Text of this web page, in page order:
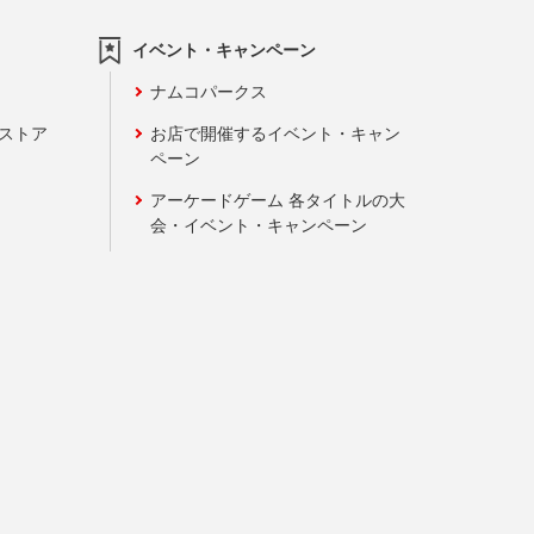
トア
イベント・キャンペーン
ナムコパークス
お店で開催するイベント・キャン
ペーン
アーケードゲーム 各タイトルの大
会・イベント・キャンペーン